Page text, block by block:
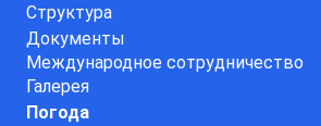
Структура
Документы
Международное сотрудничество
Галерея
Погода